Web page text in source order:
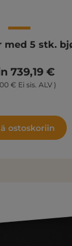
med 5 stk.
739,19 €
€ Ei sis. ALV )
ostoskoriin